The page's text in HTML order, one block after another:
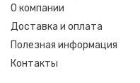
О компании
Доставка и оплата
Полезная информация
Контакты